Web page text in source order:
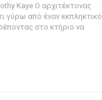
γύρω από έναν εκπληκτικό
στο κτήριο να